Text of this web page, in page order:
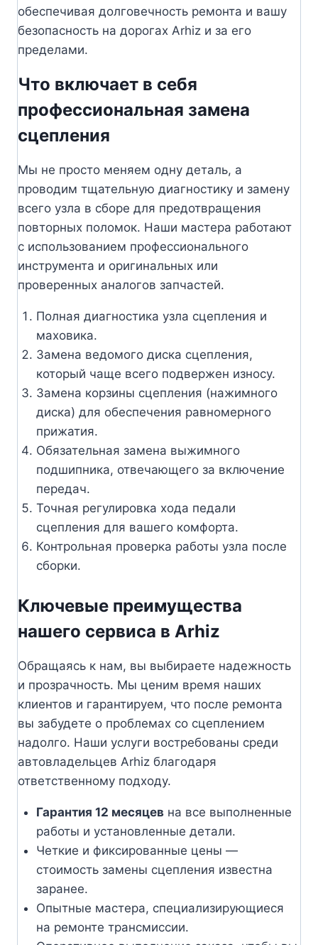
обеспечивая долговечность ремонта и вашу
безопасность на дорогах Arhiz и за его
пределами.
Что включает в себя
профессиональная замена
сцепления
Мы не просто меняем одну деталь, а
проводим тщательную диагностику и замену
всего узла в сборе для предотвращения
повторных поломок. Наши мастера работают
с использованием профессионального
инструмента и оригинальных или
проверенных аналогов запчастей.
Полная диагностика узла сцепления и
маховика.
Замена ведомого диска сцепления,
который чаще всего подвержен износу.
Замена корзины сцепления (нажимного
диска) для обеспечения равномерного
прижатия.
Обязательная замена выжимного
подшипника, отвечающего за включение
передач.
Точная регулировка хода педали
сцепления для вашего комфорта.
Контрольная проверка работы узла после
сборки.
Ключевые преимущества
нашего сервиса в Arhiz
Обращаясь к нам, вы выбираете надежность
и прозрачность. Мы ценим время наших
клиентов и гарантируем, что после ремонта
вы забудете о проблемах со сцеплением
надолго. Наши услуги востребованы среди
автовладельцев Arhiz благодаря
ответственному подходу.
Гарантия 12 месяцевна все выполненные
работы и установленные детали.
Четкие и фиксированные цены —
стоимость замены сцепления известна
заранее.
Опытные мастера, специализирующиеся
на ремонте трансмиссии.